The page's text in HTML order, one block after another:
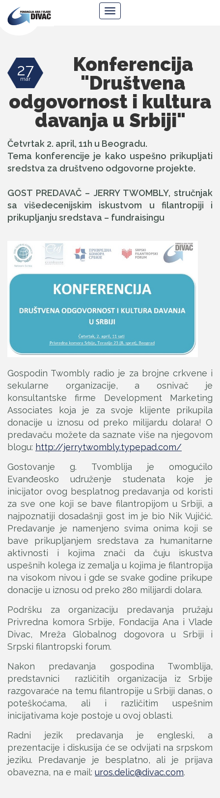
Ana
Navigacija
27
mar
Konferencija
"Društvena
odgovornost i kultura
davanja u Srbiji"
Četvrtak 2. april, 11h u Beogradu.
Tema konferencije je kako uspešno prikupljati
sredstva za društveno odgovorne projekte.
GOST PREDAVAČ – JERRY TWOMBLY, stručnjak
sa višedecenijskim iskustvom u filantropiji i
prikupljanju sredstava – fundraisingu
Gospodin Twombly radio je za brojne crkvene i
sekularne organizacije, a osnivač je
konsultantske firme Development Marketing
Associates koja je za svoje klijente prikupila
donacije u iznosu od preko milijardu dolara! O
predavaču možete da saznate više na njegovom
blogu: http://jerrytwombly.typepad.com/
Gostovanje g. Tvomblija je omogućilo
Evanđeosko udruženje studenata koje je
inicijator ovog besplatnog predavanja od koristi
za sve one koji se bave filantropijom u Srbiji, a
najpoznatiji dosadašnji gost im je bio Nik Vujičić.
Predavanje je namenjeno svima onima koji se
bave prikupljanjem sredstava za humanitarne
aktivnosti i kojima znači da čuju iskustva
uspešnih kolega iz zemalja u kojima je filantropija
na visokom nivou i gde se svake godine prikupe
donacije u iznosu od preko 280 milijardi dolara.
Podršku za organizaciju predavanja pružaju
Privredna komora Srbije, Fondacija Ana i Vlade
Divac, Mreža Globalnog dogovora u Srbiji i
Srpski filantropski forum.
Nakon predavanja gospodina Twomblija,
predstavnici različitih organizacija iz Srbije
razgovaraće na temu filantropije u Srbiji danas, o
poteškoćama, ali i različitim uspešnim
inicijativama koje postoje u ovoj oblasti.
Radni jezik predavanja je engleski, a
prezentacije i diskusija će se odvijati na srpskom
jeziku. Predavanje je besplatno, ali je prijava
obavezna, na e mail: uros.delic@divac.com.